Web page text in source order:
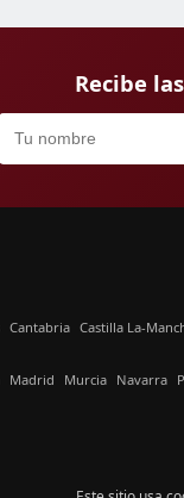
Recibe
Cantabria Castilla La-
Madrid Murcia Navarra